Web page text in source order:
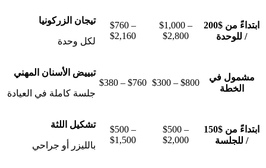
تيجان الزركونيا
لكل وحدة
$760 –
$2,160
$1,000 –
$2,800
ابتداءً من $200
/ للوحدة
تبييض الأسنان المهني
جلسة كاملة في العيادة
$380 – $760 $300 – $800
مشمول في
الخطة
تشكيل اللثة
بالليزر أو جراحي
$500 –
$1,500
$500 –
$2,000
ابتداءً من $150
/ للجلسة